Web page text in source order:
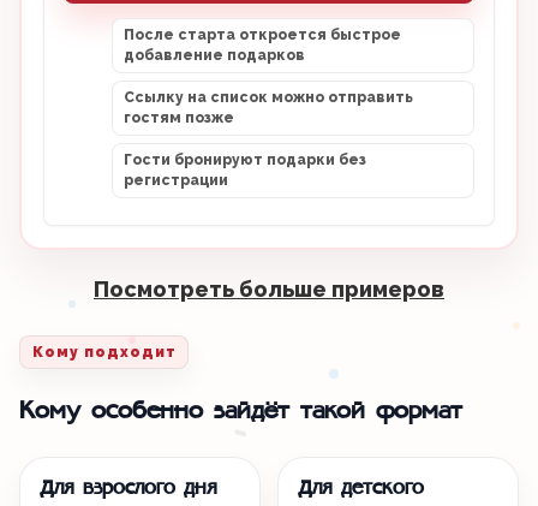
После старта откроется быстрое
добавление подарков
Ссылку на список можно отправить
гостям позже
Гости бронируют подарки без
регистрации
Посмотреть больше примеров
Кому подходит
Кому особенно зайдёт такой формат
Для взрослого дня
Для детского